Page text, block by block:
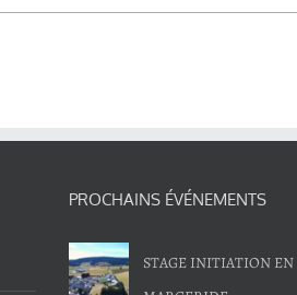
PROCHAINS ÉVÉNEMENTS
STAGE INITIATION EN